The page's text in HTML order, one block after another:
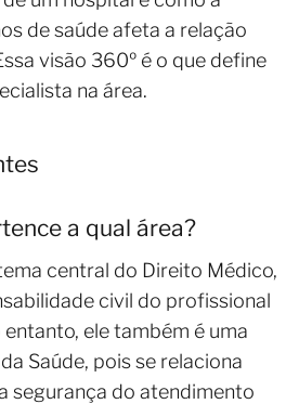
de saúde afeta a relação
visão 360º é o que define
na área.
a qual área?
central do Direito Médico,
civil do profissional
ele também é uma
Saúde, pois se relaciona
segurança do atendimento